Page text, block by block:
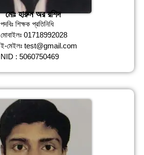
মোঃ হারুন অর রশিদ
পদবিঃ শিক্ষক প্রতিনিধি
মোবাইলঃ 01718992028
ই-মেইলঃ test@gmail.com
NID : 5060750469